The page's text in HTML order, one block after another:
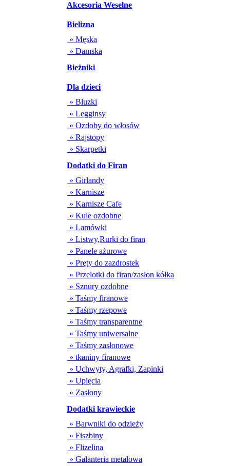
Akcesoria Weselne
Bielizna
» Męska
» Damska
Bieżniki
Dla dzieci
» Bluzki
» Legginsy
» Ozdoby do włosów
» Rajstopy
» Skarpetki
Dodatki do Firan
» Girlandy
» Karnisze
» Karnisze Cafe
» Kule ozdobne
» Lamówki
» Listwy,Rurki do firan
» Panele ażurowe
» Pręty do zazdrostek
» Przelotki do firan/zasłon kółka
» Sznury ozdobne
» Taśmy firanowe
» Taśmy rzepowe
» Taśmy transparentne
» Taśmy uniwersalne
» Taśmy zasłonowe
» tkaniny firanowe
» Uchwyty, Agrafki, Zapinki
» Upięcia
» Zasłony
Dodatki krawieckie
» Barwniki do odzieży
» Fiszbiny
» Flizelina
» Galanteria metalowa